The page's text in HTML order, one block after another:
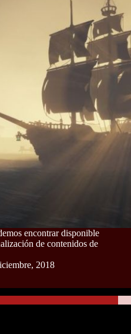
encontrar disponible
de contenidos de
2018